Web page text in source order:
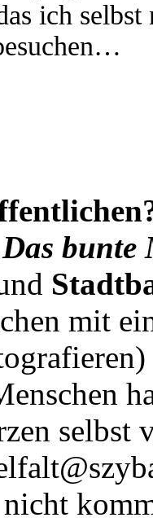
ich
Das bunte
mit
selbst